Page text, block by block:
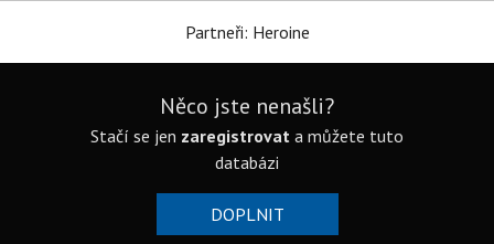
Partneři: Heroine
Něco jste nenašli?
Stačí se jen zaregistrovat a můžete tuto
databázi
DOPLNIT